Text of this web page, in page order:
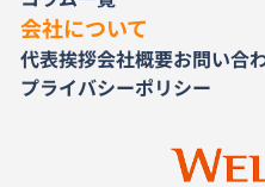
会社について
代表挨拶会社概要お問い合
プライバシーポリシー